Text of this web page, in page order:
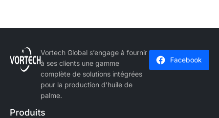
Vortech Global s’engage à fournir
à ses clients une gamme
complète de solutions intégrées
pour la production d’huile de
palme.
Facebook
Produits